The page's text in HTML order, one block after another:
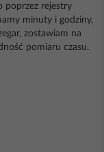
poprzez rejestry
minuty i godziny,
zostawiam na
pomiaru czasu.